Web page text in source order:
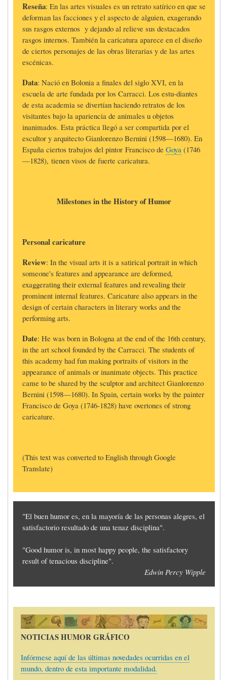
Reseña: En las artes visuales es un retrato satírico en que se
deforman las facciones y el aspecto de alguien, exagerando
sus rasgos externos y dejando al relieve sus destacados
rasgos internos. También la caricatura aparece en el diseño
de ciertos personajes de las obras literarias y de las artes
escénicas.
Data: Nació en Bolonia a finales del siglo XVI, en la
escuela de arte fundada por los Carracci. Los estu-diantes
de esta academia se divertían haciendo retratos de los
visitantes bajo la apariencia de animales u objetos
inanimados. Esta práctica llegó a ser compartida por el
escultor y arquitecto Gianlorenzo Bernini (1598—1680). En
España ciertos trabajos del pintor Francisco de Goya (1746
—1828), tienen visos de fuerte caricatura.
Milestones in the History of Humor
Personal caricature
Review: In the visual arts it is a satirical portrait in which
someone's features and appearance are deformed,
exaggerating their external features and revealing their
prominent internal features. Caricature also appears in the
design of certain characters in literary works and the
performing arts.
Date: He was born in Bologna at the end of the 16th century,
in the art school founded by the Carracci. The students of
this academy had fun making portraits of visitors in the
appearance of animals or inanimate objects. This practice
came to be shared by the sculptor and architect Gianlorenzo
Bernini (1598—1680). In Spain, certain works by the painter
Francisco de Goya (1746-1828) have overtones of strong
caricature.
(This text was converted to English through Google
Translate)
"El buen humor es, en la mayoría de las personas alegres, el
satisfactorio resultado de una tenaz disciplina".
"Good humor is, in most happy people, the satisfactory
result of tenacious discipline".
Edwin Percy Wipple
Imagen
NOTICIAS HUMOR GRÁFICO
Infórmese aquí de las últimas novedades ocurridas en el
mundo, dentro de esta importante modalidad.